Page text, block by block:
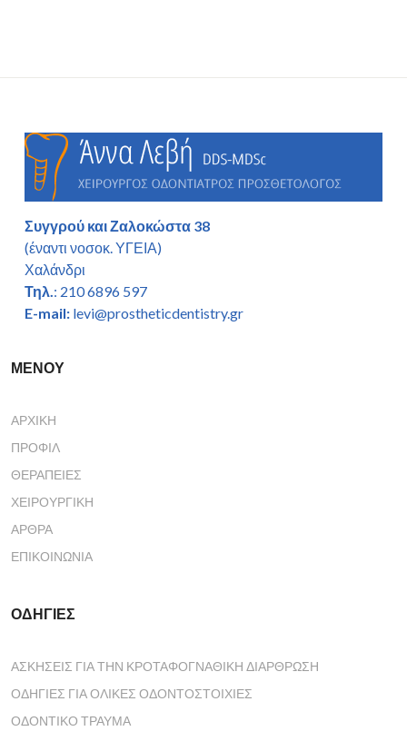
Συγγρού και Ζαλοκώστα 38
(έναντι νοσοκ. ΥΓΕΙΑ)
Χαλάνδρι
Τηλ.: 210 6896 597
E-mail: levi@prostheticdentistry.gr
ΜΕΝΟΥ
ΑΡΧΙΚΉ
ΠΡΟΦΊΛ
ΘΕΡΑΠΕΊΕΣ
ΧΕΙΡΟΥΡΓΙΚΉ
ΆΡΘΡΑ
ΕΠΙΚΟΙΝΩΝΊΑ
ΟΔΗΓΙΕΣ
ΑΣΚΗΣΕΙΣ ΓΙΑ ΤΗΝ ΚΡΟΤΑΦΟΓΝΑΘΙΚΗ ΔΙΑΡΘΡΩΣΗ
ΟΔΗΓΙΕΣ ΓΙΑ ΟΛΙΚΕΣ ΟΔΟΝΤΟΣΤΟΙΧΙΕΣ
ΟΔΟΝΤΙΚΟ ΤΡΑΥΜΑ